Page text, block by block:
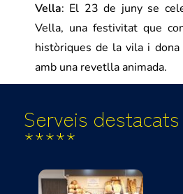
Vella: El 23 de juny se
Vella, una festivitat que
històriques de la vila i
amb una revetlla animada.
Serveis
*****